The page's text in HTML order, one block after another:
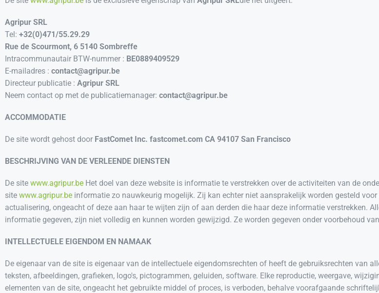
Agripur SRL
Tel: +32(0)471/55.29.29
Rue de Scourmont, 6 5140 Sombreffe
Intracommunautair BTW-nummer : BE0889409529
E-mailadres : contact@agripur.be
Directeur publicatie : Agripur SRL
Neem contact op met de publicatiemanager: contact@agripur.be
ACCOMMODATIE
De site wordt gehost door FastComet Inc. fastcomet.com CA 94107 San Francisco
BESCHRIJVING VAN DE VERLEENDE DIENSTEN
De site www.agripur.be Het doel van deze website is informatie te verstrekken over de activiteiten van de
site www.agripur.be informatie zo nauwkeurig mogelijk. Zij kan echter niet aansprakelijk worden gesteld
actualisering, ongeacht of deze aan haar te wijten zijn of aan derden die haar deze informatie verstrekken.
informatie gegeven, zijn niet volledig en kunnen worden gewijzigd. Ze worden gegeven onder voorbehoud
INTELLECTUELE EIGENDOM EN NAMAAK
De eigenaar van de site is eigenaar van de intellectuele eigendomsrechten of heeft de gebruiksrechten van
teksten, afbeeldingen, grafieken, logo's, pictogrammen, geluiden, software. Elke reproductie, weergave,
elementen van de site, ongeacht het gebruikte middel of proces, is verboden, behalve voorafgaande